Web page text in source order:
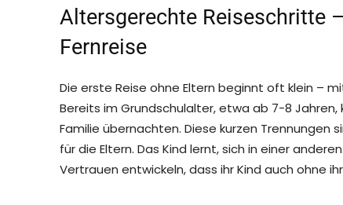
Altersgerechte Reiseschritte
Fernreise
Die erste Reise ohne Eltern beginnt oft klein –
Bereits im Grundschulalter, etwa ab 7-8
Familie übernachten. Diese kurzen Trennungen
für die Eltern. Das Kind lernt, sich in einer
Vertrauen entwickeln, dass ihr Kind auch ohne